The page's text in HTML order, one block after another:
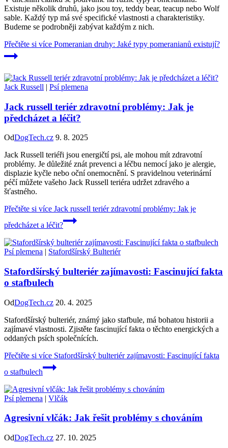
Existuje několik druhů, jako jsou toy, teddy bear, teacup nebo Wolf
sable. Každý typ má své specifické vlastnosti a charakteristiky.
Budeme se podrobněji zabývat každým z nich.
Přečtěte si více Pomeranian druhy: Jaké typy pomeranianů existují?
Jack Russell | Psí plemena
Jack russell teriér zdravotní problémy: Jak je
předcházet a léčit?
OdDogTech.cz 9. 8. 2025
Jack Russell teriéři jsou energičtí psi, ale mohou mít zdravotní
problémy. Je důležité znát prevenci a léčbu nemocí jako je alergie,
displazie kyčle nebo oční onemocnění. S pravidelnou veterinární
péčí můžete vašeho Jack Russell teriéra udržet zdravého a
šťastného.
Přečtěte si více Jack russell teriér zdravotní problémy: Jak je
předcházet a léčit?
Psí plemena | Stafordšírský Bulteriér
Stafordšírský bulteriér zajímavosti: Fascinující fakta
o stafbulech
OdDogTech.cz 20. 4. 2025
Stafordšírský bulteriér, známý jako stafbule, má bohatou historii a
zajímavé vlastnosti. Zjistěte fascinující fakta o těchto energických a
oddaných psích společnících.
Přečtěte si více Stafordšírský bulteriér zajímavosti: Fascinující fakta
o stafbulech
Psí plemena | Vlčák
Agresivní vlčák: Jak řešit problémy s chováním
OdDogTech.cz 27. 10. 2025